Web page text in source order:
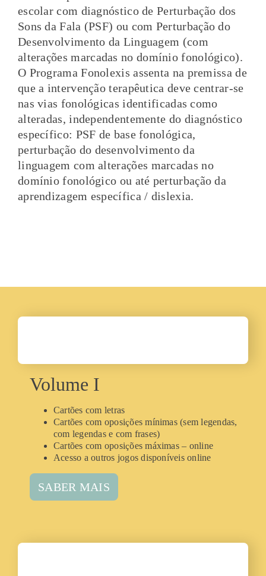
escolar com diagnóstico de Perturbação dos
Sons da Fala (PSF) ou com Perturbação do
Desenvolvimento da Linguagem (com
alterações marcadas no domínio fonológico).
O Programa Fonolexis assenta na premissa de
que a intervenção terapêutica deve centrar-se
nas vias fonológicas identificadas como
alteradas, independentemente do diagnóstico
específico: PSF de base fonológica,
perturbação do desenvolvimento da
linguagem com alterações marcadas no
domínio fonológico ou até perturbação da
aprendizagem específica / dislexia.
Volume I
Cartões com letras
Cartões com oposições mínimas (sem legendas,
com legendas e com frases)
Cartões com oposições máximas – online
Acesso a outros jogos disponíveis online
SABER MAIS